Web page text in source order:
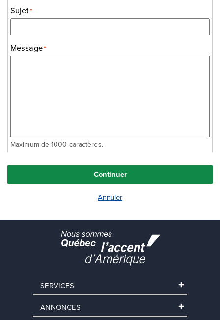
Sujet*
Message*
Maximum de 1000 caractères.
SERVICES
ANNONCES